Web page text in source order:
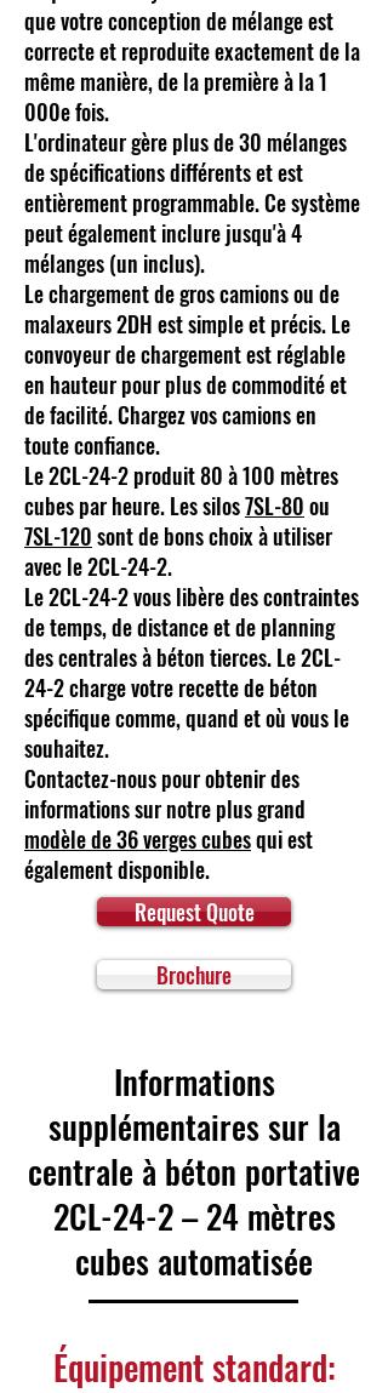
que votre conception de mélange est
correcte et reproduite exactement de la
même manière, de la première à la 1
000e fois.
L'ordinateur gère plus de 30 mélanges
de spécifications différents et est
entièrement programmable. Ce système
peut également inclure jusqu'à 4
mélanges (un inclus).
Le chargement de gros camions ou de
malaxeurs 2DH est simple et précis. Le
convoyeur de chargement est réglable
en hauteur pour plus de commodité et
de facilité. Chargez vos camions en
toute confiance.
Le 2CL-24-2 produit 80 à 100 mètres
cubes par heure. Les silos7SL-80ou
7SL-120sont de bons choix à utiliser
avec le 2CL-24-2.
Le 2CL-24-2 vous libère des contraintes
de temps, de distance et de planning
des centrales à béton tierces. Le 2CL-
24-2 charge votre recette de béton
spécifique comme, quand et où vous le
souhaitez.
Contactez-nous pour obtenir des
informations sur notre plus grand
modèle de 36 verges cubesqui est
également disponible.
Request Quote
Brochure
Informations
supplémentaires sur la
centrale à béton portative
2CL-24-2 – 24 mètres
cubes automatisée
Équipement standard: